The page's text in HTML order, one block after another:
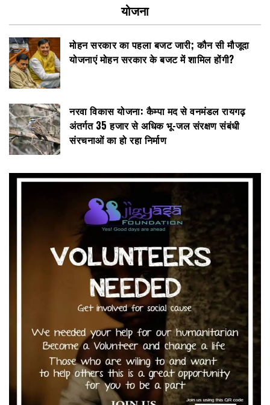
योजना
मोहन सरकार का पहला बजट जारी; कौन सी मौजूदा
योजनाएं मोहन सरकार के बजट में शामिल होंगी?
नरवा विकास योजना: कैम्पा मद से वनमंडल रायगढ़
अंतर्गत 35 हजार से अधिक भू-जल संरक्षण संबंधी
संरचनाओं का हो रहा निर्माण